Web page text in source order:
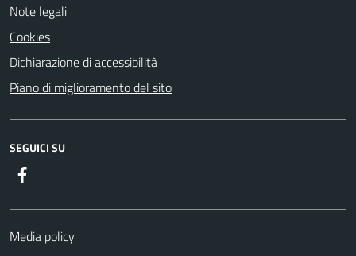
Note legali
Cookies
Dichiarazione di accessibilità
Piano di miglioramento del sito
SEGUICI SU
Media policy